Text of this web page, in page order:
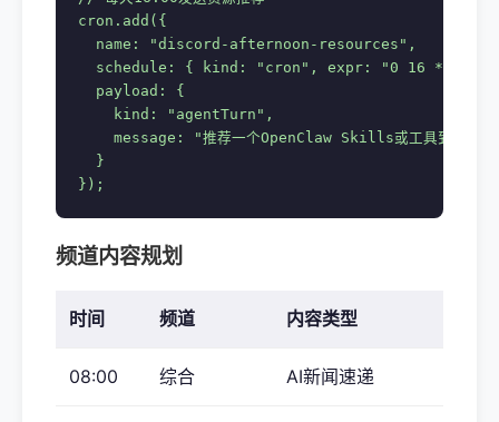
cron.add({
  name: "discord-afternoon-resources",
schedule: { kind: "cron", expr: "0 16 * *
  payload: {
    kind: "agentTurn",
message: "推荐一个OpenClaw Skills或工具到
  }
});
频道内容规划
时间 频道 内容类型
08:00 综合 AI新闻速递